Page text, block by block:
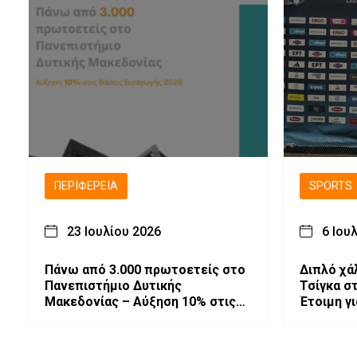
ΠΕΡΙΦΈΡΕΙΑ
23 Ιουλίου 2026
Πάνω από 3.000 πρωτοετείς στο
Πανεπιστήμιο Δυτικής
Μακεδονίας – Αύξηση 10% στις
SPORTS
6
Διπλό
Τσίγκα
Έτοιμη